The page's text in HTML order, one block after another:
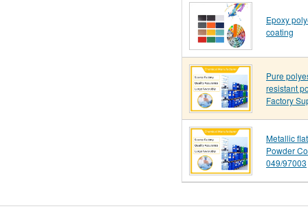
Epoxy
coating
Pure
resistant
Factory
Metallic
Powder
049/97003